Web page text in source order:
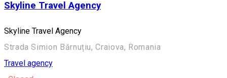
Skyline Travel Agency
Skyline Travel Agency
Strada Simion Bărnuțiu, Craiova, Romania
Travel agency